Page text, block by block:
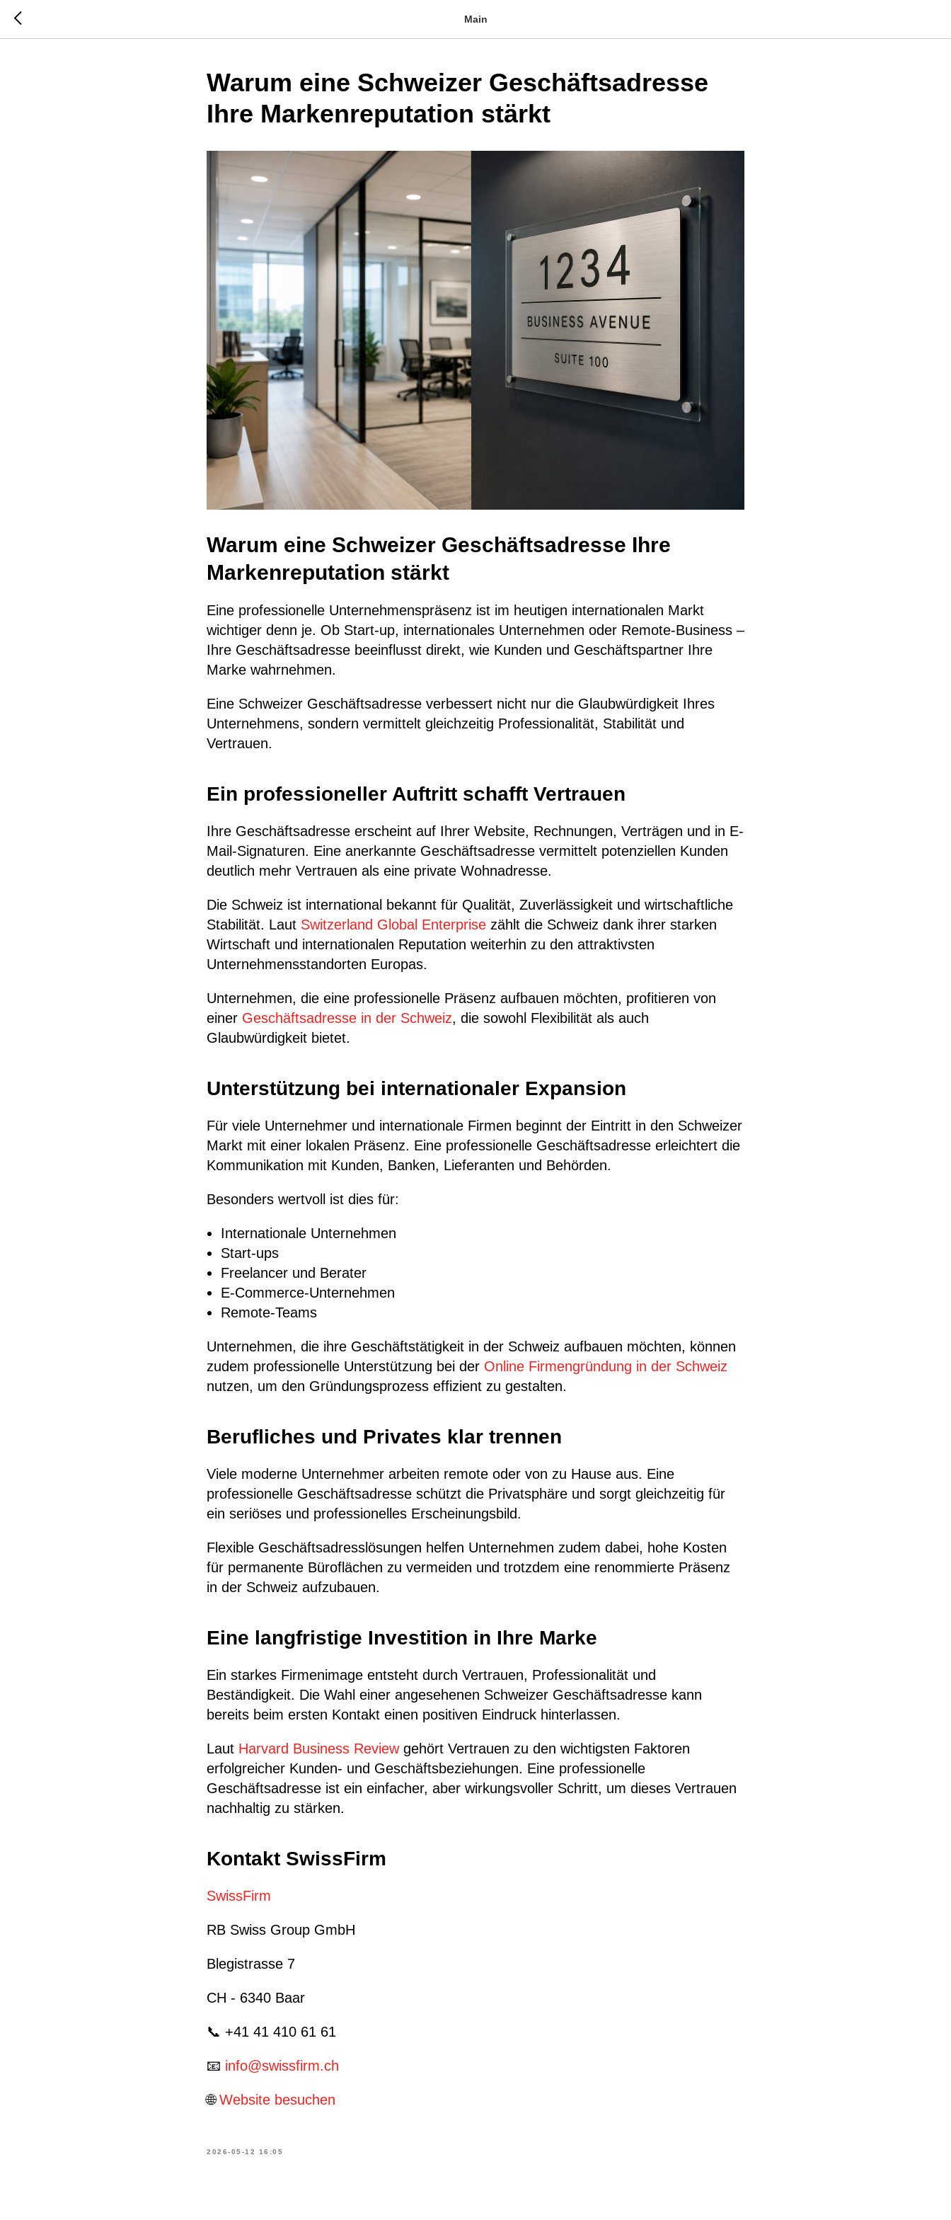
Main
Warum eine Schweizer Geschäftsadresse
Ihre Markenreputation stärkt
Warum eine Schweizer Geschäftsadresse Ihre
Markenreputation stärkt
Eine professionelle Unternehmenspräsenz ist im heutigen internationalen Markt
wichtiger denn je. Ob Start-up, internationales Unternehmen oder Remote-Business –
Ihre Geschäftsadresse beeinflusst direkt, wie Kunden und Geschäftspartner Ihre
Marke wahrnehmen.
Eine Schweizer Geschäftsadresse verbessert nicht nur die Glaubwürdigkeit Ihres
Unternehmens, sondern vermittelt gleichzeitig Professionalität, Stabilität und
Vertrauen.
Ein professioneller Auftritt schafft Vertrauen
Ihre Geschäftsadresse erscheint auf Ihrer Website, Rechnungen, Verträgen und in E-
Mail-Signaturen. Eine anerkannte Geschäftsadresse vermittelt potenziellen Kunden
deutlich mehr Vertrauen als eine private Wohnadresse.
Die Schweiz ist international bekannt für Qualität, Zuverlässigkeit und wirtschaftliche
Stabilität. Laut Switzerland Global Enterprise zählt die Schweiz dank ihrer starken
Wirtschaft und internationalen Reputation weiterhin zu den attraktivsten
Unternehmensstandorten Europas.
Unternehmen, die eine professionelle Präsenz aufbauen möchten, profitieren von
einer Geschäftsadresse in der Schweiz, die sowohl Flexibilität als auch
Glaubwürdigkeit bietet.
Unterstützung bei internationaler Expansion
Für viele Unternehmer und internationale Firmen beginnt der Eintritt in den Schweizer
Markt mit einer lokalen Präsenz. Eine professionelle Geschäftsadresse erleichtert die
Kommunikation mit Kunden, Banken, Lieferanten und Behörden.
Besonders wertvoll ist dies für:
Internationale Unternehmen
Start-ups
Freelancer und Berater
E-Commerce-Unternehmen
Remote-Teams
Unternehmen, die ihre Geschäftstätigkeit in der Schweiz aufbauen möchten, können
zudem professionelle Unterstützung bei der Online Firmengründung in der Schweiz
nutzen, um den Gründungsprozess effizient zu gestalten.
Berufliches und Privates klar trennen
Viele moderne Unternehmer arbeiten remote oder von zu Hause aus. Eine
professionelle Geschäftsadresse schützt die Privatsphäre und sorgt gleichzeitig für
ein seriöses und professionelles Erscheinungsbild.
Flexible Geschäftsadresslösungen helfen Unternehmen zudem dabei, hohe Kosten
für permanente Büroflächen zu vermeiden und trotzdem eine renommierte Präsenz
in der Schweiz aufzubauen.
Eine langfristige Investition in Ihre Marke
Ein starkes Firmenimage entsteht durch Vertrauen, Professionalität und
Beständigkeit. Die Wahl einer angesehenen Schweizer Geschäftsadresse kann
bereits beim ersten Kontakt einen positiven Eindruck hinterlassen.
Laut Harvard Business Reviewgehört Vertrauen zu den wichtigsten Faktoren
erfolgreicher Kunden- und Geschäftsbeziehungen. Eine professionelle
Geschäftsadresse ist ein einfacher, aber wirkungsvoller Schritt, um dieses Vertrauen
nachhaltig zu stärken.
Kontakt SwissFirm
SwissFirm
RB Swiss Group GmbH
Blegistrasse 7
CH - 6340 Baar
📞 +41 41 410 61 61
📧 info@swissfirm.ch
🌐Website besuchen
2026-05-12 16:05